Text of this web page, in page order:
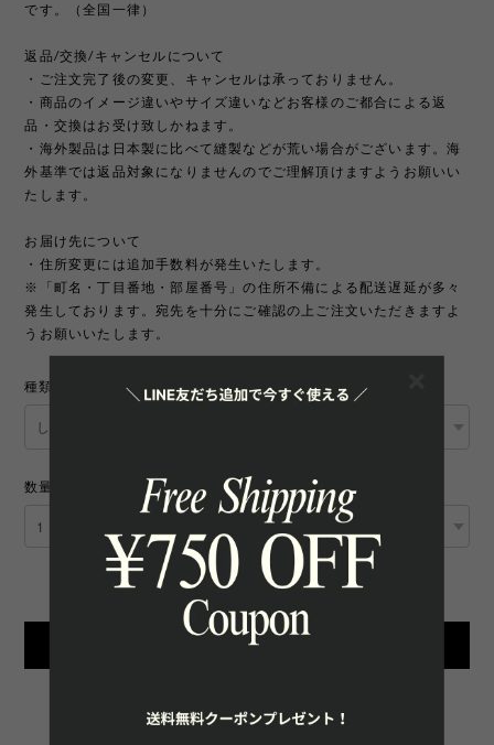
です。（全国一律）
返品/交換/キャンセルについて
・ご注文完了後の変更、キャンセルは承っておりません。
・商品のイメージ違いやサイズ違いなどお客様のご都合による返
品・交換はお受け致しかねます。
・海外製品は日本製に比べて縫製などが荒い場合がございます。海
外基準では返品対象になりませんのでご理解頂けますようお願いい
たします。
お届け先について
・住所変更には追加手数料が発生いたします。
※「町名・丁目番地・部屋番号」の住所不備による配送遅延が多々
発生しております。宛先を十分にご確認の上ご注文いただきますよ
うお願いいたします。
種類
数量
International shipping available
Add to cart